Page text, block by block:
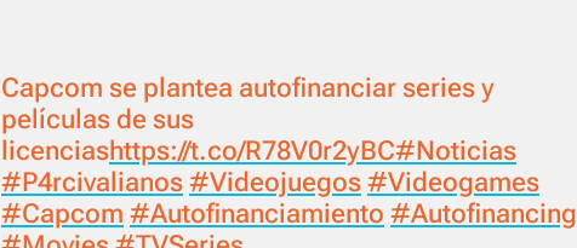
Capcom se plantea autofinanciar series y
películas de sus
licenciashttps://t.co/R78V0r2yBC#Noticias
#P4rcivalianos #Videojuegos #Videogames
#Capcom #Autofinanciamiento #Autofinancing